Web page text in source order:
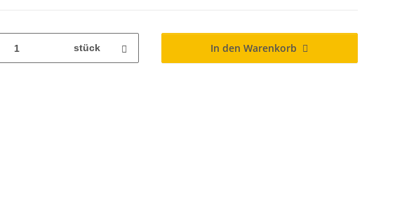
stück In den Warenkorb